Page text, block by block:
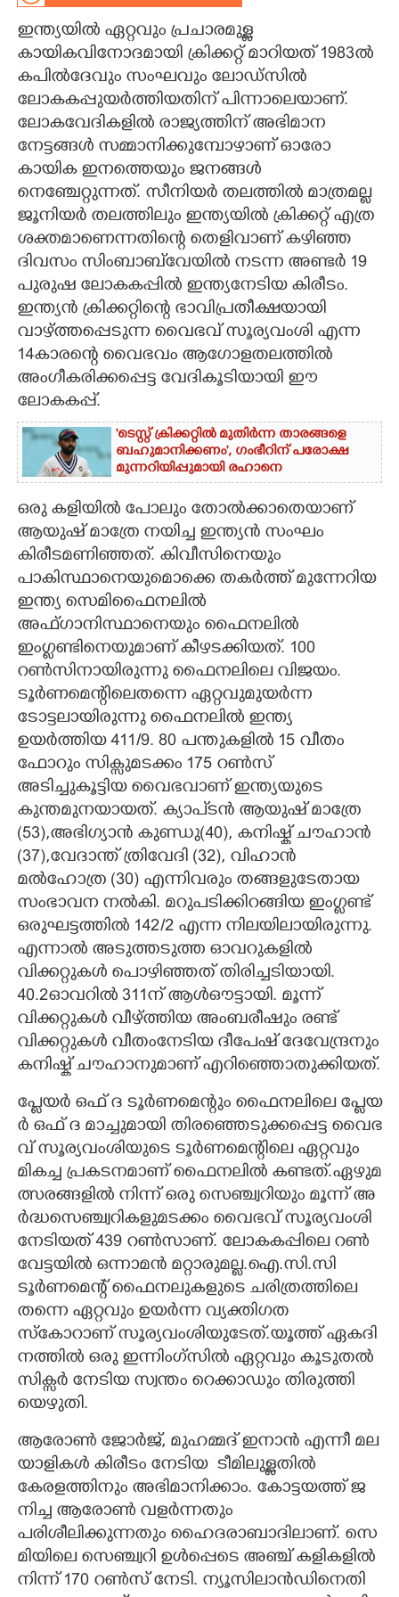
CARTOONS
LITERATURE
CONTACT US
ഇന്ത്യയിൽ ഏറ്റവും പ്രചാരമുള്ള
കായികവിനോദമായി ക്രിക്കറ്റ് മാറിയത് 1983ൽ
കപിൽദേവും സംഘവും ലോഡ്സിൽ
ലോകകപ്പുയർത്തിയതിന് പിന്നാലെയാണ്.
ലോകവേദികളിൽ രാജ്യത്തിന് അഭിമാന
നേട്ടങ്ങൾ സമ്മാനിക്കുമ്പോഴാണ് ഓരോ
കായിക ഇനത്തെയും ജനങ്ങൾ
നെഞ്ചേറ്റുന്നത്. സീനിയർ തലത്തിൽ മാത്രമല്ല
ജൂനിയർ തലത്തിലും ഇന്ത്യയിൽ ക്രിക്കറ്റ് എത്ര
ശക്തമാണെന്നതിന്റെ തെളിവാണ് കഴിഞ്ഞ
ദിവസം സിംബാബ്‌വേയിൽ നടന്ന അണ്ടർ 19
പുരുഷ ലോകകപ്പിൽ ഇന്ത്യനേടിയ കിരീ‌ടം.
ഇന്ത്യൻ ക്രിക്കറ്റിന്റെ ഭാവിപ്രതീക്ഷയായി
വാഴ്ത്തപ്പെടുന്ന വൈഭവ് സൂര്യവംശി എന്ന
14കാരന്റെ വൈഭവം ആഗോളതലത്തിൽ
അംഗീകരിക്കപ്പെട്ട വേദികൂടിയായി ഈ
ലോകകപ്പ്.
'ടെസ്റ്റ് ക്രിക്കറ്റിൽ മുതിർന്ന താരങ്ങളെ
ബഹുമാനിക്കണം', ഗംഭീറിന് പരോക്ഷ
മുന്നറിയിപ്പുമായി രഹാനെ
ഒരു കളിയിൽ പോലും തോൽക്കാതെയാണ്
ആയുഷ് മാത്രേ നയിച്ച ഇന്ത്യൻ സംഘം
കിരീടമണിഞ്ഞത്. കിവീസിനെയും
പാകിസ്ഥാനെയുമൊക്കെ തകർത്ത് മുന്നേറിയ
ഇന്ത്യ സെമിഫൈനലിൽ
അഫ്ഗാനിസ്ഥാനെയും ഫൈനലിൽ
ഇംഗ്ളണ്ടിനെയുമാണ് കീഴടക്കിയത്. 100
റൺസിനായിരുന്നു ഫൈനലിലെ വിജയം.
ടൂർണമെന്റിലെതന്നെ ഏറ്റവുമുയർന്ന
ടോട്ടലായിരുന്നു ഫൈനലിൽ ഇന്ത്യ
ഉയർത്തിയ 411/9. 80 പന്തുകളിൽ 15 വീതം
ഫോറും സിക്സുമടക്കം 175 റൺസ്
അടിച്ചുകൂട്ടിയ വൈഭവാണ് ഇന്ത്യയുടെ
കുന്തമുനയായത്. ക്യാപ്ടൻ ആയുഷ് മാത്രേ
(53),അഭിഗ്യാൻ കുണ്ഡു(40), കനിഷ്ക് ചൗഹാൻ
(37),വേദാന്ത് ത്രിവേദി (32), വിഹാൻ
മൽഹോത്ര (30) എന്നിവരും തങ്ങളുടേതായ
സംഭാവന നൽകി. മറുപടിക്കിറങ്ങിയ ഇംഗ്ളണ്ട്
ഒരുഘട്ടത്തിൽ 142/2 എന്ന നിലയിലായിരുന്നു.
എന്നാൽ അടുത്തടുത്ത ഓവറുകളിൽ
വിക്കറ്റുകൾ പൊഴിഞ്ഞത് തിരിച്ചടിയായി.
40.2ഓവറിൽ 311ന് ആൾഔട്ടായി. മൂന്ന്
വിക്കറ്റുകൾ വീഴ്ത്തിയ അംബരീഷും രണ്ട്
വിക്കറ്റുകൾ വീതംനേടിയ ദീപേഷ് ദേവേന്ദ്രനും
കനിഷ്ക് ചൗഹാനുമാണ് എറിഞ്ഞൊതുക്കിയത്.
പ്ളേ​യ​ർ​ ​ഒ​ഫ് ​ദ​ ​ടൂ​ർ​ണ​മെ​ന്റും​ ​ഫൈ​ന​ലി​ലെ​ ​പ്ളേ​യ​
ർ​ ​ഒ​ഫ് ​ദ​ ​മാ​ച്ചു​മാ​യി​ ​തി​ര​ഞ്ഞെ​ടു​ക്ക​പ്പെ​ട്ട വൈ​ഭ​
വ് ​സൂ​ര്യ​വം​ശിയുടെ ടൂർണമെന്റിലെ ഏറ്റവും
മികച്ച പ്രകടനമാണ് ഫൈനലിൽ കണ്ടത്.ഏ​ഴു​മ​
ത്സ​ര​ങ്ങ​ളി​ൽ​ ​നി​ന്ന് ​ഒ​രു​ ​സെ​ഞ്ച്വ​റി​യും​ ​മൂ​ന്ന് ​അ​
ർ​ദ്ധ​സെ​ഞ്ച്വ​റി​ക​ളു​മ​ട​ക്കം​ ​വൈ​ഭ​വ് ​സൂ​ര്യ​വം​ശി​ ​
നേ​ടി​യ​ത് 439​ ​റ​ൺ​സാ​ണ്.​ ​ലോകകപ്പിലെ​ ​റ​ൺ​
വേ​ട്ട​യി​ൽ​ ​ഒ​ന്നാ​മ​ൻ മറ്റാരുമല്ല.ഐ.സി.സി
ടൂർണമെന്റ് ഫൈനലുകളുടെ ചരിത്രത്തിലെ
തന്നെ ഏറ്റവും ഉയർന്ന വ്യക്തിഗത
സ്കോറാണ് സൂര്യവംശിയുടേത്.യൂ​ത്ത് ​ഏ​ക​ദി​
ന​ത്തി​ൽ​ ​ഒ​രു​ ​ഇ​ന്നിം​ഗ്സി​ൽ​ ​ഏ​റ്റ​വും​ ​കൂ​ടു​ത​ൽ​ ​
സി​ക്സർ​ ​നേ​ടി​യ​ ​സ്വ​ന്തം​ ​റെ​ക്കാ​ഡും​ ​തി​രു​ത്തി​
യെ​ഴു​തി.
ആ​രോ​ൺ​ ​ജോ​ർ​ജ്,​ ​മു​ഹ​മ്മ​ദ് ​ഇ​നാ​ൻ​ ​എ​ന്നീ​ ​മ​ല​
യാ​ളി​കൾ ​കി​രീ​ടം​ ​നേ​ടി​യ​ ​​ ​ടീ​മി​ലു​ള്ള​തിൽ
കേരളത്തിനും അഭിമാനിക്കാം. കോ​ട്ട​യ​ത്ത് ​ജ​
നി​ച്ച​ ​ആ​രോ​ൺ​ ​വ​ള​ർ​ന്ന​തും
പരിശീലിക്കുന്നതും ​ഹൈ​ദ​രാ​ബാ​ദി​ലാണ്.​ ​സെ​
മി​യി​ലെ​ ​സെ​ഞ്ച്വ​റി​ ​ഉ​ൾ​പ്പെ​ടെ​ ​അ​ഞ്ച് ​ക​ളി​ക​ളി​ൽ​ ​
നി​ന്ന് 170​ ​റ​ൺ​സ് ​നേ​ടി.​ ​ന്യൂ​സി​ലാ​ൻ​ഡി​നെ​തി​